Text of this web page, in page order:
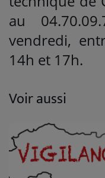
au
vendredi,
14h et 17h.
Voir aussi